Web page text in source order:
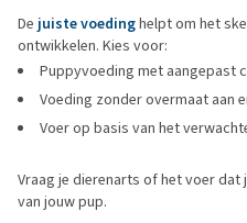
De juiste voedinghelpt om het
ontwikkelen. Kies voor:
Puppyvoeding met aangepast
Voeding zonder overmaat aan
Voer op basis van het
Vraag je dierenarts of het voer
van jouw pup.